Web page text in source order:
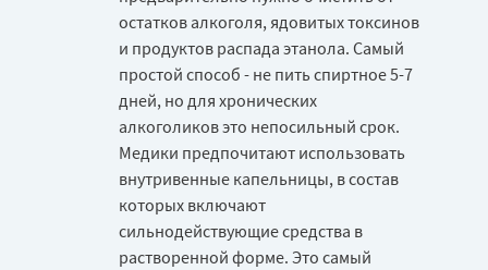
остатков алкоголя, ядовитых токсинов
и продуктов распада этанола. Самый
простой способ - не пить спиртное 5-7
дней, но для хронических
алкоголиков это непосильный срок.
Медики предпочитают использовать
внутривенные капельницы, в состав
которых включают
сильнодействующие средства в
растворенной форме. Это самый